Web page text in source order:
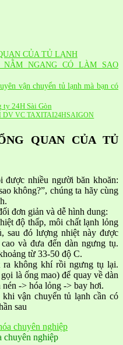
CỦA TỦ LẠNH
NGANG CÓ LÀM SAO
vận chuyển tủ lạnh mà bạn có
ty 24H Sài Gòn
DV VC TAXITAI24HSAIGON
QUAN CỦA TỦ
nhiều người băn khoăn:
không?”, chúng ta hãy cùng
đơn giản và dễ hình dung:
độ thấp, môi chất lạnh lỏng
sau đó lượng nhiệt này được
và đưa đến dàn ngưng tụ.
từ 33-50 độ C.
ra không khí rồi ngưng tụ lại.
là ống mao) để quay về dàn
-> hóa lỏng -> bay hơi.
vận chuyển tủ lạnh cần có
sau
chuyên nghiệp